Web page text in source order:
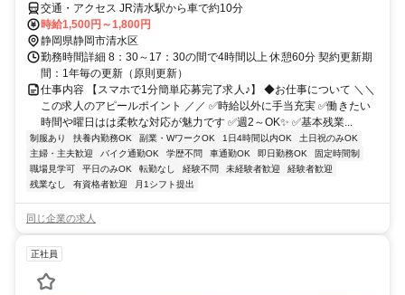
交通・アクセス JR清水駅から車で約10分
時給1,500円～1,800円
静岡県静岡市清水区
勤務時間詳細 8：30～17：30の間で4時間以上 休憩60分 契約更新期
間：1年毎の更新（原則更新）
仕事内容 【スマホで1分簡単応募完了求人♪】 ◆お仕事について ＼＼
この求人のアピールポイント ／／ ✅時給以外に手当充実 ✅働きたい
時間や曜日はは柔軟な対応が魅力です ✅週2～OK✨ ✅基本残業...
制服あり 扶養内勤務OK 副業・WワークOK 1日4時間以内OK
土日祝のみOK
主婦・主夫歓迎
バイク通勤OK 学歴不問 車通勤OK 即日勤務OK
固定時間制
職場見学可
平日のみOK 転勤なし 経験不問 未経験者歓迎
経験者歓迎
残業なし
有資格者歓迎 月1シフト提出
同じ企業の求人
正社員